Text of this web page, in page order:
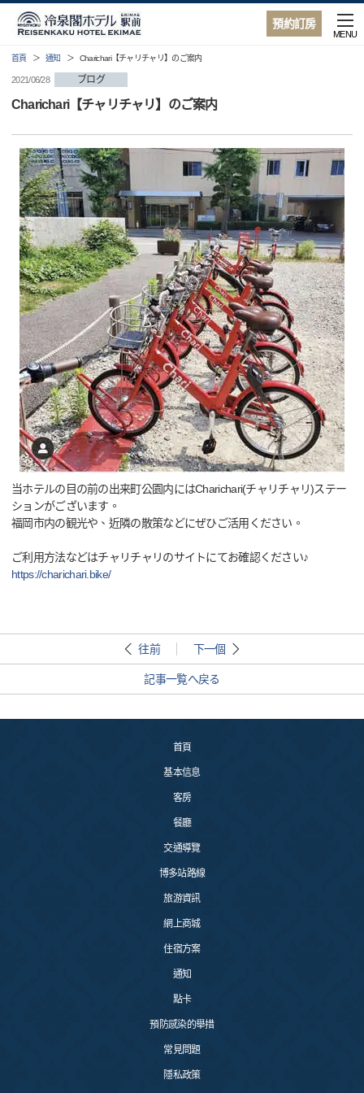
預約訂房
MENU
首頁 通知 Charichari【チャリチャリ】のご案内
2021/06/28 ブログ
Charichari【チャリチャリ】のご案内
当ホテルの目の前の出来町公園内にはCharichari(チャリチャリ)ステー
ションがございます。
福岡市内の観光や、近隣の散策などにぜひご活用ください。
ご利用方法などはチャリチャリのサイトにてお確認ください♪
https://charichari.bike/
往前 下一個
記事一覧へ戻る
首頁
基本信息
客房
餐廳
交通導覽
博多站路線
旅游資訊
網上商城
住宿方案
通知
點卡
預防感染的舉措
常見問題
隱私政策